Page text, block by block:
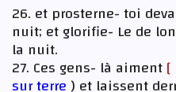
26. et prosterne- toi
nuit; et glorifie- Le de
la nuit.
27. Ces gens- là aiment[
sur terre ) et laissent